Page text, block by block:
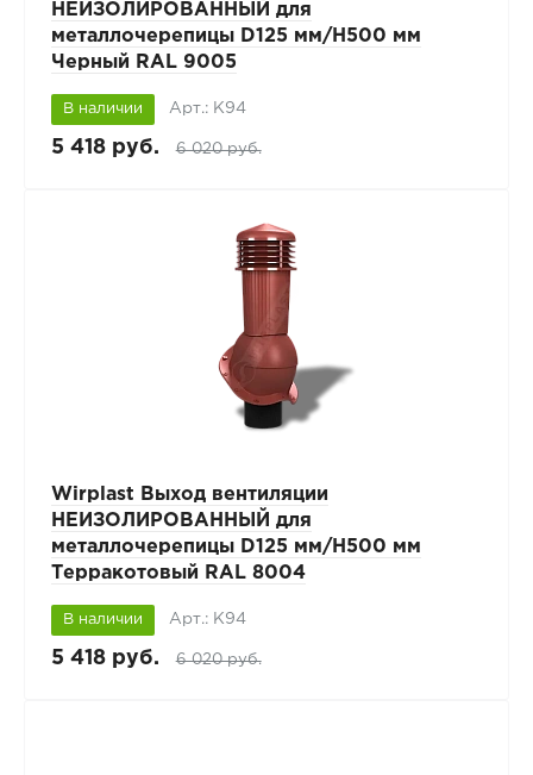
НЕИЗОЛИРОВАННЫЙ для
металлочерепицы D125 мм/H500 мм
Черный RAL 9005
В наличии Арт.: К94
5 418 руб. 6 020 руб.
Wirplast Выход вентиляции
НЕИЗОЛИРОВАННЫЙ для
металлочерепицы D125 мм/H500 мм
Терракотовый RAL 8004
В наличии Арт.: К94
5 418 руб. 6 020 руб.